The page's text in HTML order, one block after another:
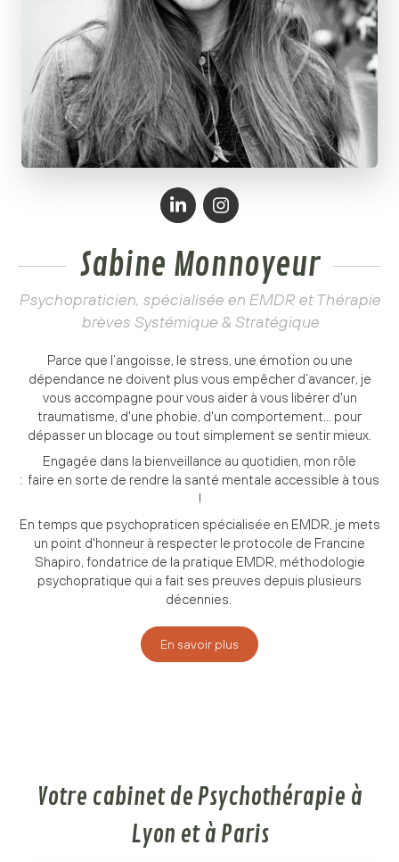
Sabine Monnoyeur
Psychopraticien, spécialisée en EMDR et Thérapie
brèves Systémique & Stratégique
Parce que l’angoisse, le stress, une émotion ou une
dépendance ne doivent plus vous empêcher d’avancer, je
vous accompagne pour vous aider à vous libérer d'un
traumatisme, d'une phobie, d'un comportement... pour
dépasser un blocage ou tout simplement se sentir mieux.
Engagée dans la bienveillance au quotidien, mon rôle
: faire en sorte de rendre la santé mentale accessible à tous
!
En temps que psychopraticen spécialisée en EMDR, je mets
un point d'honneur à respecter le protocole de Francine
Shapiro, fondatrice de la pratique EMDR, méthodologie
psychopratique qui a fait ses preuves depuis plusieurs
décennies.
En savoir plus
Votre cabinet de Psychothérapie à
Lyon et à Paris